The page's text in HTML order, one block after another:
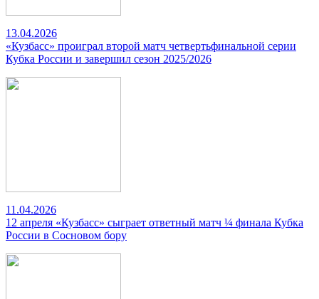
13.04.2026
«Кузбасс» проиграл второй матч четвертьфинальной серии
Кубка России и завершил сезон 2025/2026
11.04.2026
12 апреля «Кузбасс» сыграет ответный матч ¼ финала Кубка
России в Сосновом бору